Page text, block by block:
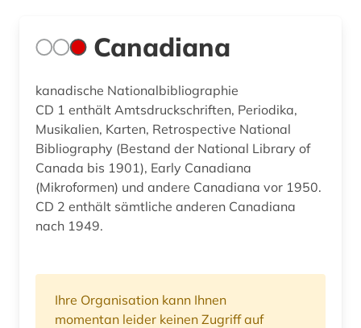
Canadiana
kanadische Nationalbibliographie
CD 1 enthält Amtsdruckschriften, Periodika,
Musikalien, Karten, Retrospective National
Bibliography (Bestand der National Library of
Canada bis 1901), Early Canadiana
(Mikroformen) und andere Canadiana vor 1950.
CD 2 enthält sämtliche anderen Canadiana
nach 1949.
Ihre Organisation kann Ihnen
momentan leider keinen Zugriff auf